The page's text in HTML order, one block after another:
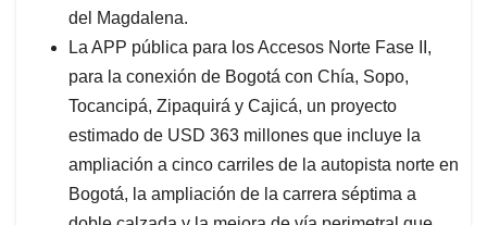
del Magdalena.
La APP pública para los Accesos Norte Fase II,
para la conexión de Bogotá con Chía, Sopo,
Tocancipá, Zipaquirá y Cajicá, un proyecto
estimado de USD 363 millones que incluye la
ampliación a cinco carriles de la autopista norte en
Bogotá, la ampliación de la carrera séptima a